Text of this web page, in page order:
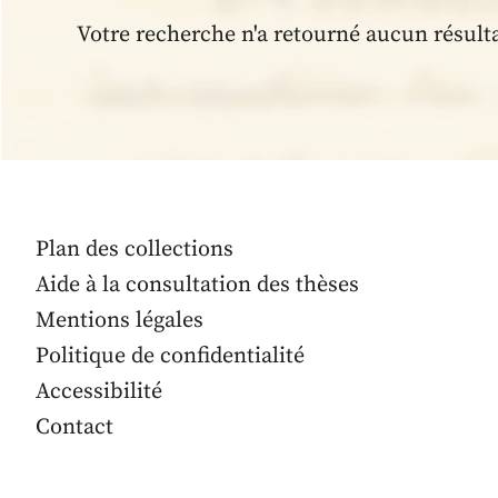
Votre recherche n'a retourné aucun
Plan des collections
Aide à la consultation des thèses
Mentions légales
Politique de confidentialité
Accessibilité
Contact